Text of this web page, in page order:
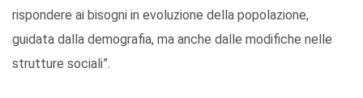
rispondere ai bisogni in evoluzione della popolazione,
guidata dalla demografia, ma anche dalle modifiche nelle
strutture sociali”.